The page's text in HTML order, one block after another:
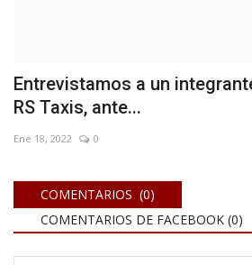
Entrevistamos a un
RS Taxis, ante...
Ene 18, 2022 0
COMENTARIOS (0)
COMENTARIOS DE FACEBOOK (0)